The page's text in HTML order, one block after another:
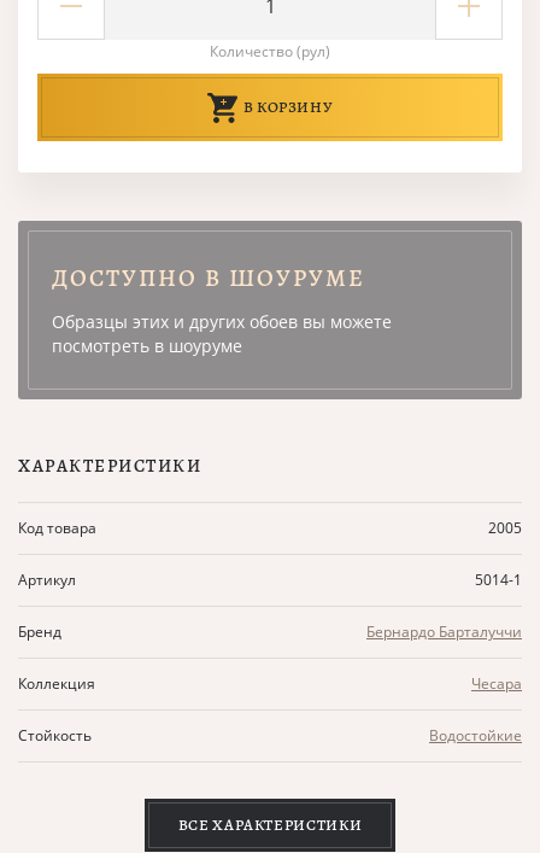
Количество (рул)
В КОРЗИНУ
ДОСТУПНО В ШОУРУМЕ
Образцы этих и других обоев вы можете
посмотреть в шоуруме
ХАРАКТЕРИСТИКИ
Код товара 2005
Артикул 5014-1
Бренд Бернардо Барталуччи
Коллекция Чесара
Стойкость Водостойкие
ВСЕ ХАРАКТЕРИСТИКИ